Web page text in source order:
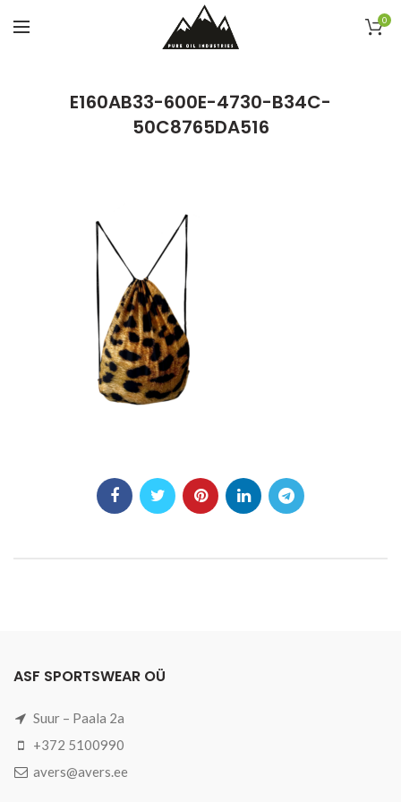
0
E160AB33-600E-4730-B34C-
50C8765DA516
ASF SPORTSWEAR OÜ
Suur – Paala 2a
+372 5100990
avers@avers.ee